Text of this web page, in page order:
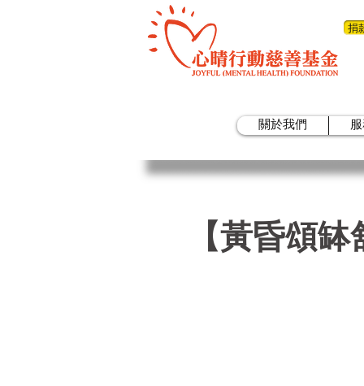
捐
關於我們
【黃昏頌